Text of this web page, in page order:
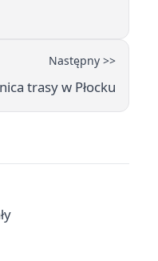
Następny >>
trasy w Płocku